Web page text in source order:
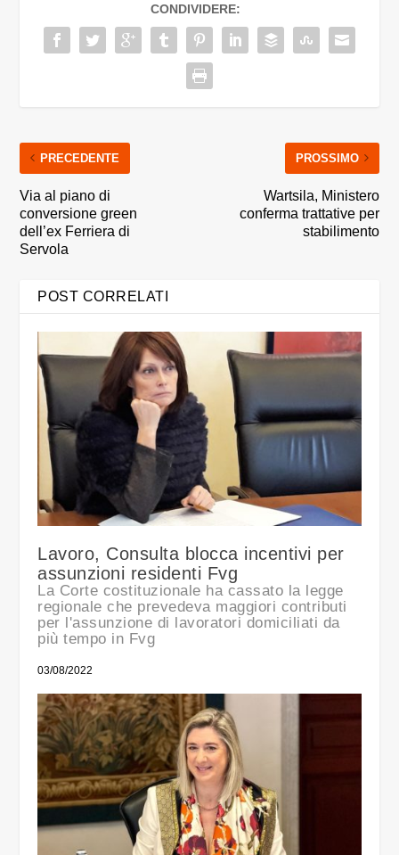
CONDIVIDERE:
PRECEDENTE
Via al piano di
conversione green
dell’ex Ferriera di
Servola
PROSSIMO
Wartsila, Ministero
conferma trattative per
stabilimento
POST CORRELATI
Lavoro, Consulta blocca incentivi per
assunzioni residenti Fvg
La Corte costituzionale ha cassato la legge
regionale che prevedeva maggiori contributi
per l'assunzione di lavoratori domiciliati da
più tempo in Fvg
03/08/2022